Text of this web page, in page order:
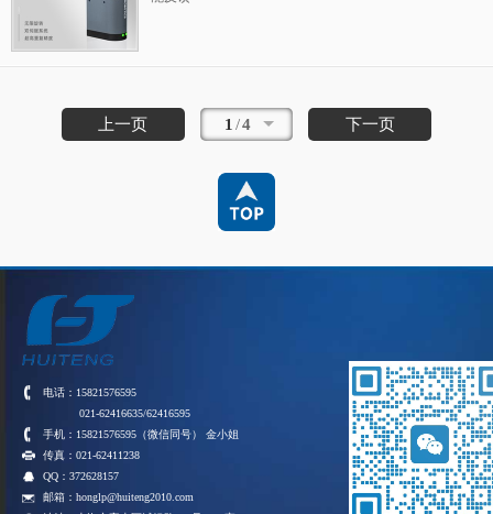
上一页 1 /4 下一页
电话：15821576595
021-62416635/62416595
手机：15821576595（微信同号） 金小姐
传真：021-62411238
QQ：372628157
邮箱：honglp@huiteng2010.com